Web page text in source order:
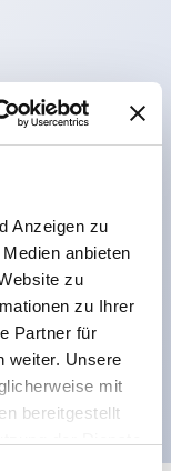
Anzeigen zu
anbieten
zu
zu Ihrer
Partner für
weiter. Unsere
mit
bereitgestellt
eine 4-
der
2-Aktions-